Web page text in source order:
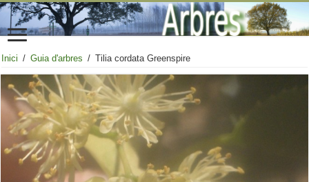
Inici / Guia d'arbres / Tilia cordata Greenspire